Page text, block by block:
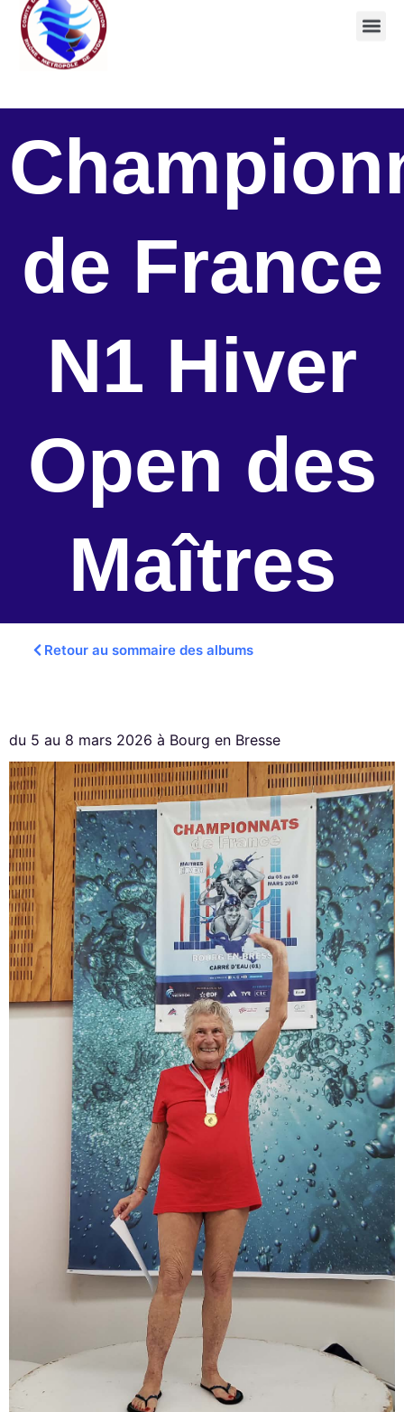
de France
N1 Hiver
Open des
Maîtres
Retour au sommaire des albums
du 5 au 8 mars 2026 à Bourg en Bresse